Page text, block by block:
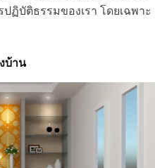
ฏิบัติธรรมของเรา โดยเฉพาะ
บ้าน